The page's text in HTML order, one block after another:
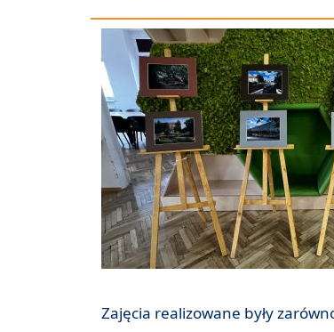
Zajęcia realizowane były